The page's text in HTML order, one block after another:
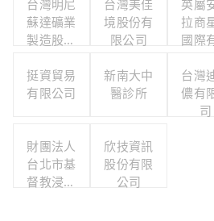
台灣明尼
蘇達礦業
製造股份
台灣美佳
境股份有
限公司
英屬
拉商
國際
分
挺資貿易
有限公司
新南大中
醫診所
台灣
儂有
司
財團法人
台北市基
督教浸信
欣技資訊
股份有限
公司